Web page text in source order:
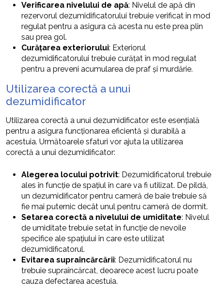
Verificarea nivelului de apă: Nivelul de apă din
rezervorul dezumidificatorului trebuie verificat în mod
regulat pentru a asigura că acesta nu este prea plin
sau prea gol.
Curățarea exteriorului: Exteriorul
dezumidificatorului trebuie curățat în mod regulat
pentru a preveni acumularea de praf și murdărie.
Utilizarea corectă a unui
dezumidificator
Utilizarea corectă a unui dezumidificator este esențială
pentru a asigura funcționarea eficientă și durabilă a
acestuia. Următoarele sfaturi vor ajuta la utilizarea
corectă a unui dezumidificator:
Alegerea locului potrivit: Dezumidificatorul trebuie
ales în funcție de spațiul în care va fi utilizat. De pildă,
un dezumidificator pentru cameră de baie trebuie să
fie mai puternic decât unul pentru cameră de dormit.
Setarea corectă a nivelului de umiditate: Nivelul
de umiditate trebuie setat în funcție de nevoile
specifice ale spațiului în care este utilizat
dezumidificatorul.
Evitarea supraîncărcării: Dezumidificatorul nu
trebuie supraîncărcat, deoarece acest lucru poate
cauza defectarea acestuia.